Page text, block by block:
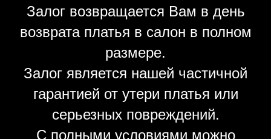
Залог возвращается Вам в день
возврата платья в салон в полном
размере.
Залог является нашей частичной
гарантией от утери платья или
серьезных повреждений.
С полными условиями можно